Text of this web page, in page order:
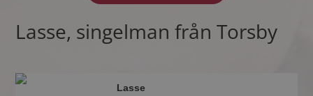
Lasse, singelman från Torsby
Lasse